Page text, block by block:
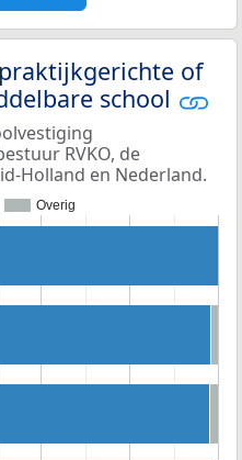
of
school
RVKO, de
Holland en Nederland.
Overig